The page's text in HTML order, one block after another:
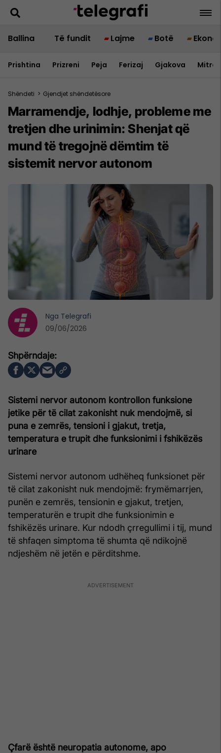
Ballina Të fundit Lajme Botë
Prishtina Prizreni Peja Ferizaj Gjakova
Shëndeti > Gjendjet shëndetësore
Marramendje, lodhje, probleme me
tretjen dhe urinimin: Shenjat që
mund të tregojnë dëmtim të
sistemit nervor autonom
Sistemi nervor autonom kontrollon funksione
jetike për të cilat zakonisht nuk mendojmë, si
puna e zemrës, tensioni i gjakut, tretja,
temperatura e trupit dhe funksionimi i fshikëzës
urinare
Sistemi nervor autonom udhëheq funksionet për
të cilat zakonisht nuk mendojmë: frymëmarrjen,
punën e zemrës, tensionin e gjakut, tretjen,
temperaturën e trupit dhe funksionimin e
fshikëzës urinare. Kur ndodh çrregullimi i tij, mund
të shfaqen simptoma të shumta që ndikojnë
ndjeshëm në jetën e përditshme.
Çfarë është neuropatia autonome, apo
Nga Telegrafi
09/06/2026